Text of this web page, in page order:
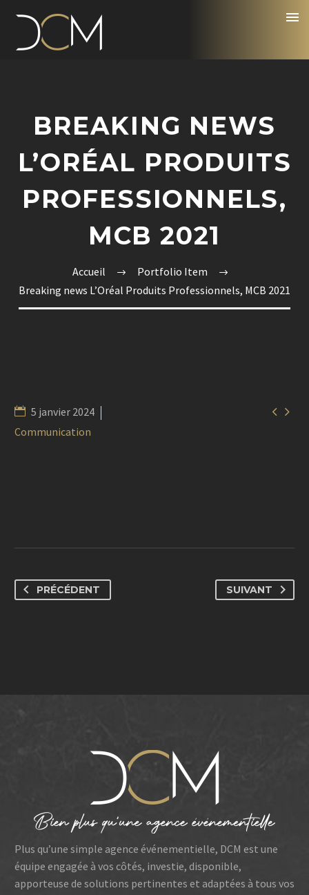
BREAKING NEWS
L’ORÉAL PRODUITS
PROFESSIONNELS,
MCB 2021
Accueil
Portfolio Item
Breaking news L’Oréal Produits Professionnels, MCB 2021
 
5 janvier 2024
Communication
PRÉCÉDENT SUIVANT
Plus qu’une simple agence événementielle, DCM est une
équipe engagée à vos côtés, investie, disponible,
apporteuse de solutions pertinentes et adaptées à tous vos